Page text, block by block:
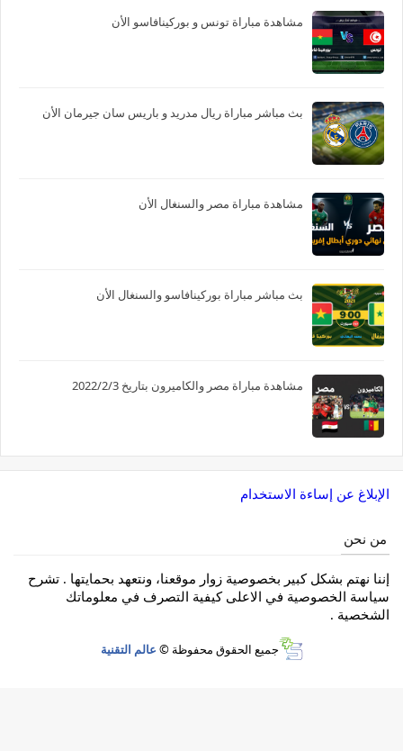
مشاهدة مباراة تونس و بوركينافاسو الأن
بث مباشر مباراة ريال مدريد و باريس سان جيرمان الأن
مشاهدة مباراة مصر والسنغال الأن
بث مباشر مباراة بوركينافاسو والسنغال الأن
مشاهدة مباراة مصر والكاميرون بتاريخ 2022/2/3
الإبلاغ عن إساءة الاستخدام
من نحن
إننا نهتم بشكل كبير بخصوصية زوار موقعنا، ونتعهد بحمايتها . تشرح
سياسة الخصوصية في الاعلى كيفية التصرف في معلوماتك
الشخصية .
جميع الحقوق محفوظة ©عالم التقنية